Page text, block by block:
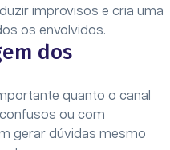
improvisos e cria uma
os envolvidos.
dos
quanto o canal
ou com
gerar dúvidas mesmo